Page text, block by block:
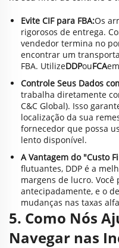
Evite CIF para FBA:Os
rigorosos de entrega.
vendedor termina no
encontrar um
FBA. UtilizeDDPouFCA
Controle Seus Dados
trabalha diretamente
C&C Global). Isso
localização da sua
fornecedor que possa
lento disponível.
A Vantagem do "Custo
flutuantes, DDP é a
margens de lucro.
antecipadamente, e o
mudanças nas taxas
5. Como Nós
Navegar nas